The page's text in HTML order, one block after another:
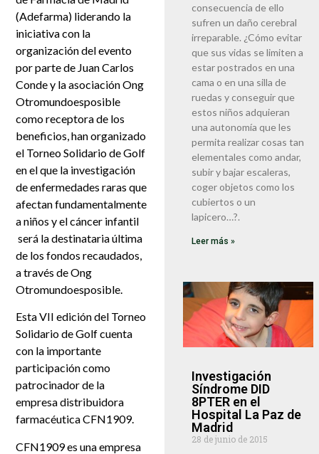
(Adefarma) liderando la
iniciativa con la
organización del evento
por parte de Juan Carlos
Conde y la asociación Ong
Otromundoesposible
como receptora de los
beneficios, han organizado
el Torneo Solidario de Golf
en el que la investigación
de enfermedades raras que
afectan fundamentalmente
a niños y el cáncer infantil
será la destinataria última
de los fondos recaudados,
a través de Ong
Otromundoesposible.
Esta VII edición del Torneo
Solidario de Golf cuenta
con la importante
participación como
patrocinador de la
empresa distribuidora
farmacéutica CFN1909.
CFN1909 es una empresa
consecuencia de ello
sufren un daño cerebral
irreparable. ¿Cómo evitar
que sus vidas se limiten a
estar postrados en una
cama o en una silla de
ruedas y conseguir que
estos niños adquieran
una autonomía que les
permita realizar cosas tan
elementales como andar,
subir y bajar escaleras,
coger objetos como los
cubiertos o un
lapicero…?.
Leer más »
Investigación
Síndrome DID
8PTER en el
Hospital La Paz de
Madrid
28 de junio de 2015